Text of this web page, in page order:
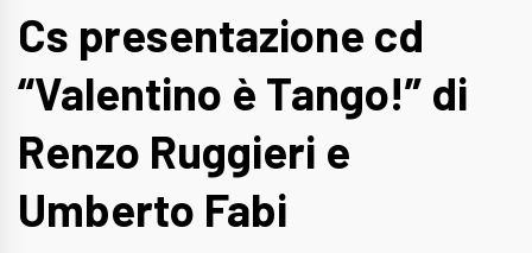
Cs presentazione cd
“Valentino è Tango!” di
Renzo Ruggieri e
Umberto Fabi